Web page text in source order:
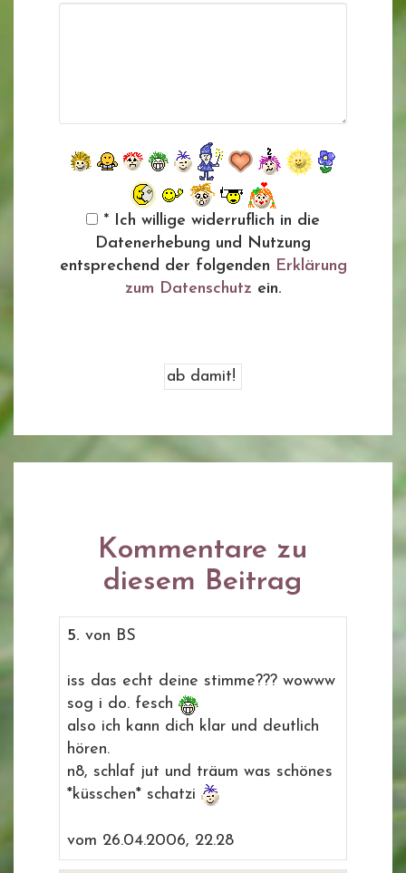
* Ich willige widerruflich in die
Datenerhebung und Nutzung
entsprechend der folgenden Erklärung
zum Datenschutz ein.
Kommentare zu
diesem Beitrag
5. von BS
iss das echt deine stimme??? wowww
sog i do. fesch
also ich kann dich klar und deutlich
hören.
n8, schlaf jut und träum was schönes
*küsschen* schatzi
vom 26.04.2006, 22.28